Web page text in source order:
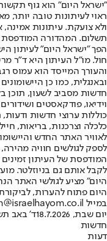
"ישראל היום" הוא גוף
ראוי לעיתונות טובה יותר,
ולא צועקת. עיתונות אמינה,
הפך "ישראל היום" לעיתון
חול. מו"ל העיתון היא ד"ר
והעורך המייסד הוא עמוס
חדשות מסביב לשעון, תוכן
וידיאו, פודקאסטים
כוללות ערוצי חדשות ודעות,
לאוויר האתר החדש
לספק לגולשים חוויה
המודפסת של העיתון
לקבל אותם גם בניוזלטר.
היום" מציע לגולשי האתר
היום פתוח להערות,
במייל hayom@israelhayom.co.il.
יום שבת, 18.7.2026
ד' באב
חדשות
דעות